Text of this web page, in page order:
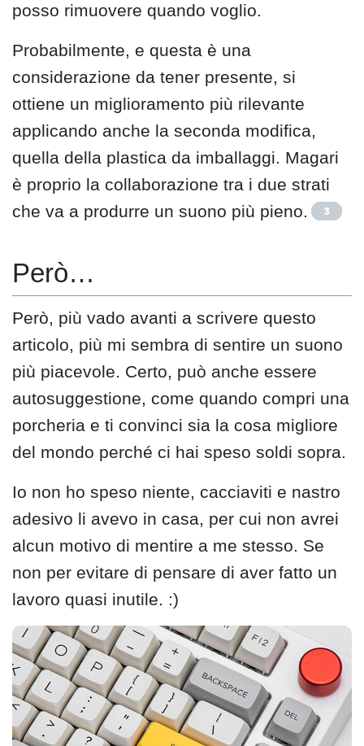
posso rimuovere quando voglio.
Probabilmente, e questa è una
considerazione da tener presente, si
ottiene un miglioramento più rilevante
applicando anche la seconda modifica,
quella della plastica da imballaggi. Magari
è proprio la collaborazione tra i due strati
che va a produrre un suono più pieno.
3
Però…
Però, più vado avanti a scrivere questo
articolo, più mi sembra di sentire un suono
più piacevole. Certo, può anche essere
autosuggestione, come quando compri una
porcheria e ti convinci sia la cosa migliore
del mondo perché ci hai speso soldi sopra.
Io non ho speso niente, cacciaviti e nastro
adesivo li avevo in casa, per cui non avrei
alcun motivo di mentire a me stesso. Se
non per evitare di pensare di aver fatto un
lavoro quasi inutile. :)